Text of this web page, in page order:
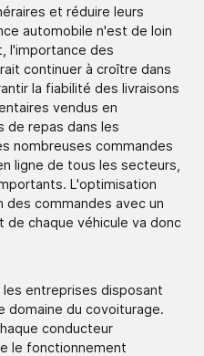
et réduire leurs
automobile n'est de loin
l'importance des
continuer à croître dans
la fiabilité des livraisons
vendus en
de repas dans les
nombreuses commandes
ligne de tous les secteurs,
L'optimisation
des commandes avec un
chaque véhicule va donc
entreprises disposant
domaine du covoiturage.
conducteur
le fonctionnement